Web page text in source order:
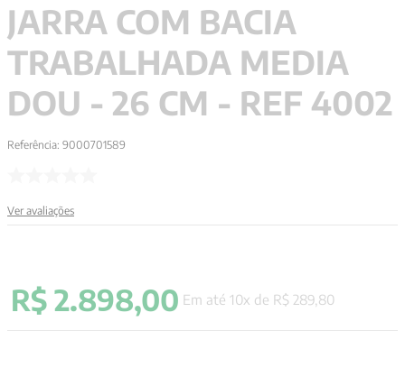
JARRA COM BACIA
TRABALHADA MEDIA
DOU - 26 CM - REF 4002
Referência: 9000701589
Ver avaliações
R$ 2.898,00 Em até 10x de R$ 289 80
4 jung
5º byung chul han
6º pré venda
7º biblia
8º anselm grun
10º psicologia